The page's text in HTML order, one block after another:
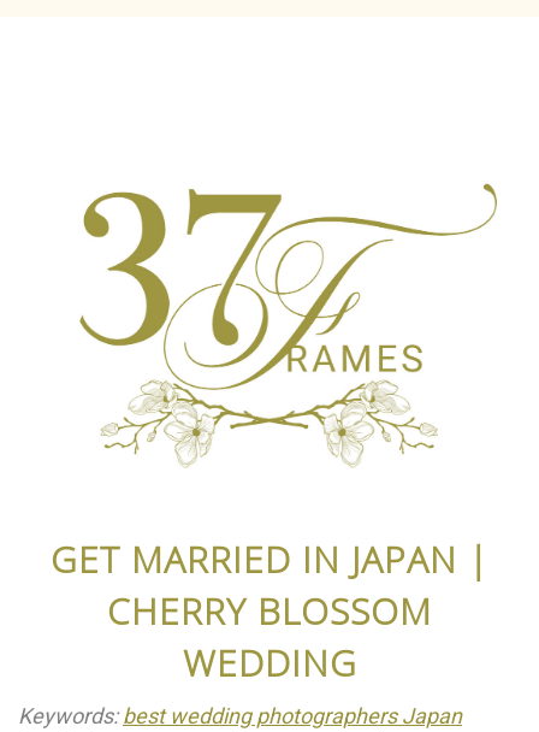
GET MARRIED IN JAPAN |
CHERRY BLOSSOM
WEDDING
Keywords:best wedding photographers Japan